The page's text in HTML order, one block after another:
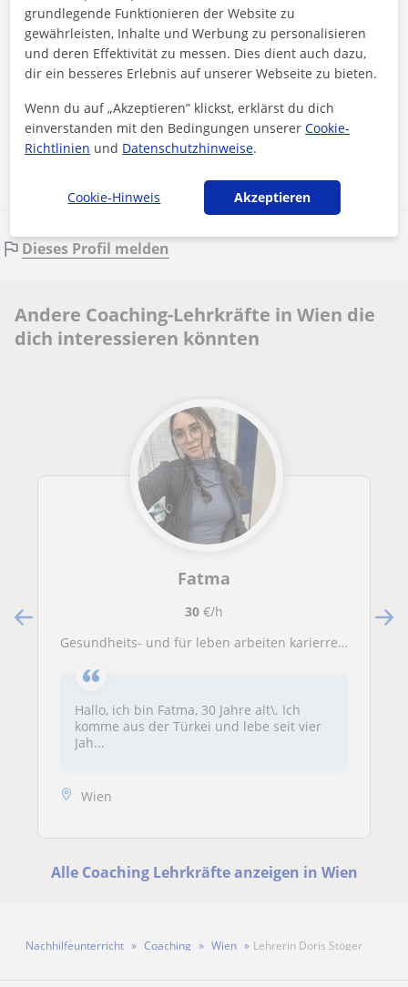
Durch Klicken auf eine der beiden Schaltflächen stimmen Sie unserem
Nachricht senden
Dieses Profil melden
Andere Coaching-Lehrkräfte in Wien die
dich interessieren könnten
Fatma
30 €/h
Gesundheits- und für leben arbeiten karierre Motivationscoach komfortzone
Hallo, ich bin Fatma, 30 Jahre alt\. Ich
komme aus der Türkei und lebe seit vier
Jah...
Wien
Alle Coaching Lehrkräfte anzeigen in Wien
Nachhilfeunterricht Coaching Wien Lehrerin Doris Stöger
grundlegende Funktionieren der Website zu
gewährleisten, Inhalte und Werbung zu personalisieren
und deren Effektivität zu messen. Dies dient auch dazu,
dir ein besseres Erlebnis auf unserer Webseite zu bieten.
Wenn du auf „Akzeptieren” klickst, erklärst du dich
einverstanden mit den Bedingungen unsererCookie-
Richtlinien und Datenschutzhinweise.
Cookie-Hinweis Akzeptieren